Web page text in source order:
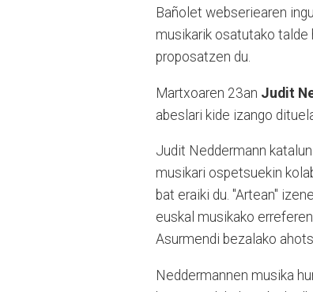
Bañolet webseriearen
musikarik osatutako
proposatzen du.
Martxoaren 23an Judit
abeslari kide izango
Judit Neddermann
musikari ospetsuekin
bat eraiki du. "Artean"
euskal musikako
Asurmendi bezalako
Neddermannen musika